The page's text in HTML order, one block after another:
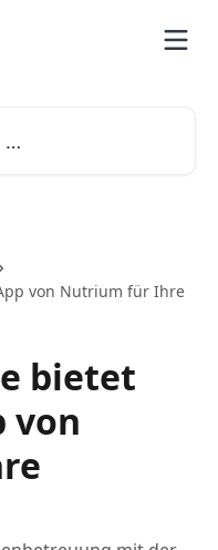
von Nutrium für Ihre
bietet
von